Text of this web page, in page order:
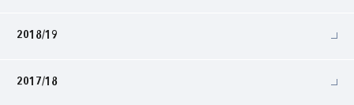
2018/19
2017/18